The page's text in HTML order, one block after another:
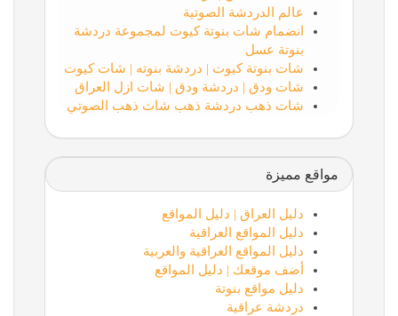
عالم الدردشة الصوتية
انضمام شات بنوتة كيوت لمجموعة دردشة
بنوتة عسل
شات بنوتة كيوت | دردشة بنوته | شات كيوت
شات ودق | دردشة ودق | شات ازل العراق
شات ذهب دردشة ذهب شات ذهب الصوتي
مواقع مميزة
دليل العراق | دليل المواقع
دليل المواقع العراقية
دليل المواقع العراقية والعربية
أضف موقعك | دليل المواقع
دليل مواقع بنوتة
دردشة عراقية